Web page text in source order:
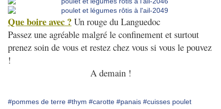
Que boire avec ? Un rouge du Languedoc
Passez une agréable malgré le confinement et surtout
prenez soin de vous et restez chez vous si vous le pouvez
!
A demain !
#pommes de terre #thym #carotte #panais #cuisses poulet